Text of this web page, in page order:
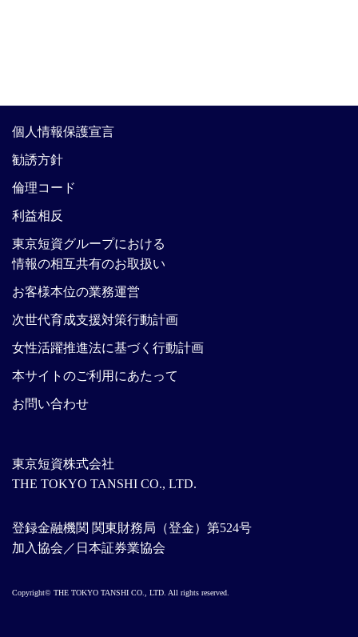
東京短資株式会社
THE TOKYO TANSHI CO., LTD.
登録金融機関 関東財務局（登金）第524号
加入協会／日本証券業協会
個人情報保護宣言
勧誘方針
倫理コード
利益相反
東京短資グループにおける
情報の相互共有のお取扱い
お客様本位の業務運営
次世代育成支援対策行動計画
女性活躍推進法に基づく行動計画
本サイトのご利用にあたって
お問い合わせ
Copyright© THE TOKYO TANSHI CO., LTD. All rights reserved.